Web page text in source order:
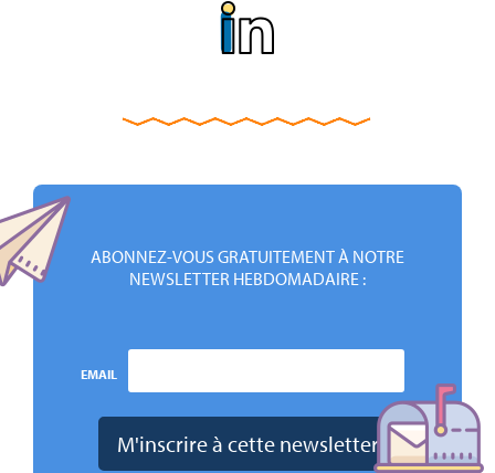
ABONNEZ-VOUS GRATUITEMENT À NOTRE
NEWSLETTER HEBDOMADAIRE :
EMAIL